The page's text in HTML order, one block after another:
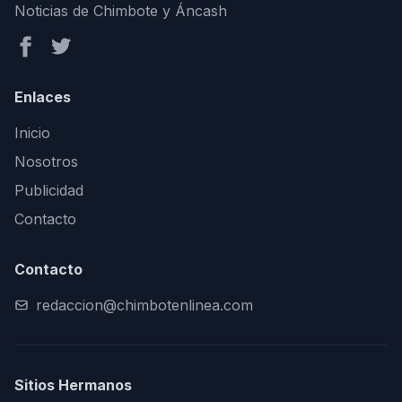
Noticias de Chimbote y Áncash
Enlaces
Inicio
Nosotros
Publicidad
Contacto
Contacto
redaccion@chimbotenlinea.com
Sitios Hermanos